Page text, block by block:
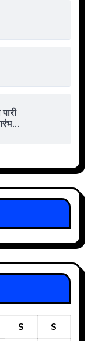
S S